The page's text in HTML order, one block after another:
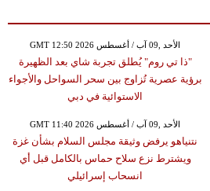
GMT 12:50 2026 الأحد ,09 آب / أغسطس
"ذا تي روم" يُطلق تجربة شاي بعد الظهيرة
برؤية عصرية تُزاوج بين سحر السواحل والأجواء
الاستوائية في دبي
GMT 11:40 2026 الأحد ,09 آب / أغسطس
نتنياهو يرفض وثيقة مجلس السلام بشأن غزة
ويشترط نزع سلاح حماس بالكامل قبل أي
انسحاب إسرائيلي